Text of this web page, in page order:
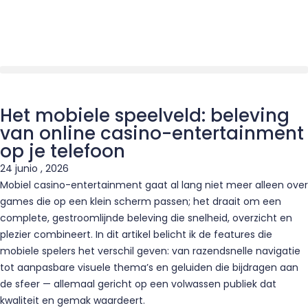
Het mobiele speelveld: beleving
van online casino-entertainment
op je telefoon
24 junio , 2026
Mobiel casino-entertainment gaat al lang niet meer alleen over
games die op een klein scherm passen; het draait om een
complete, gestroomlijnde beleving die snelheid, overzicht en
plezier combineert. In dit artikel belicht ik de features die
mobiele spelers het verschil geven: van razendsnelle navigatie
tot aanpasbare visuele thema’s en geluiden die bijdragen aan
de sfeer — allemaal gericht op een volwassen publiek dat
kwaliteit en gemak waardeert.